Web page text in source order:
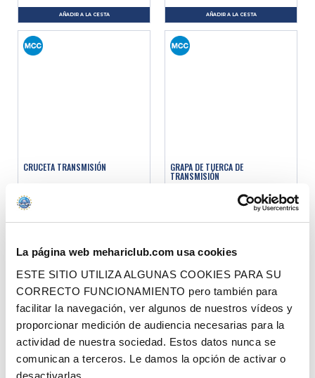
La página web mehariclub.com usa cookies
ESTE SITIO UTILIZA ALGUNAS COOKIES PARA SU
CORRECTO FUNCIONAMIENTO pero también para
facilitar la navegación, ver algunos de nuestros vídeos y
proporcionar medición de audiencia necesarias para la
actividad de nuestra sociedad. Estos datos nunca se
comunican a terceros. Le damos la opción de activar o
desactivarlas.
AÑADIR A LA CESTA AÑADIR A LA CESTA
CRUCETA TRANSMISIÓN
Precio al público
AÑADIR A LA CESTA
GRAPA DE TUERCA DE
TRANSMISIÓN
AÑADIR A LA CESTA